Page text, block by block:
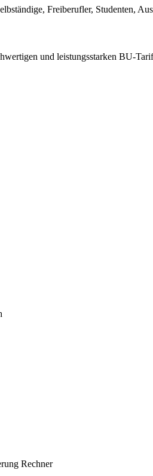
Freiberufler, Studenten,
und leistungsstarken BU-
Rechner